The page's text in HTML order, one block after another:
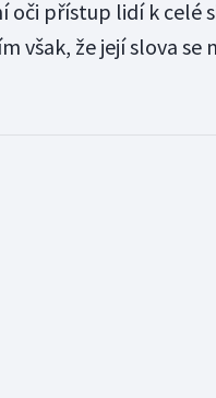
přístup lidí k celé
však, že její slova se